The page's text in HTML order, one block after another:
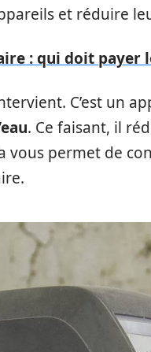
et réduire
: qui doit payer
C’est un
. Ce faisant, il
vous permet de